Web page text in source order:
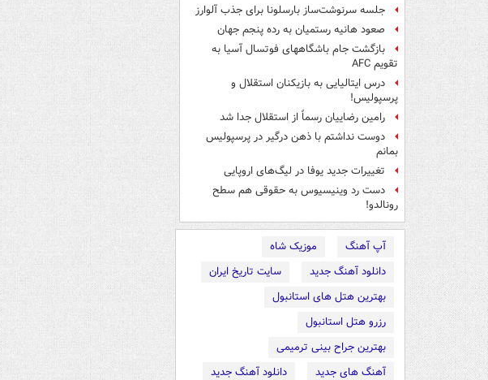
جلسه سرنوشت‌ساز بارسلونا برای جذب آلوارز
صعود هانیه رستمیان به رده پنجم جهان
بازگشت جام باشگاههای فوتسال آسیا به
تقویم AFC
درس ایتالیایی‌ به بازیکنان استقلال و
پرسپولیس!
رامین رضاییان رسماً از استقلال جدا شد
دوست نداشتم با ذهن درگیر در پرسپولیس
بمانم
تغییرات جدید یوفا در لیگ‌های اروپایی
دست رد وینیسیوس به حقوقی هم سطح
رونالدو!
آپ آهنگ
موزیک شاه
دانلود آهنگ جدید
سایت تاریخ ایران
بهترین هتل های استانبول
رزرو هتل استانبول
بهترین جراح بینی ترمیمی
آهنگ های جدید
دانلود آهنگ جدید